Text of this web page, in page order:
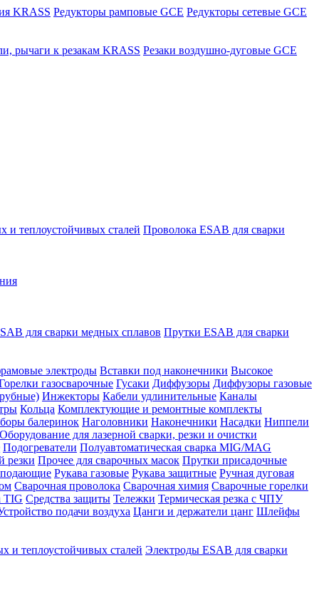
KRASS Редукторы рамповые GCE Редукторы сетевые GCE
рычаги к резакам KRASS Резаки воздушно-дуговые GCE
и теплоустойчивых сталей Проволока ESAB для сварки
для сварки медных сплавов Прутки ESAB для сварки
электроды Вставки под наконечники Высокое
газосварочные Гусаки Диффузоры Диффузоры газовые
Инжекторы Кабели удлинительные Каналы
Кольца Комплектующие и ремонтные комплекты
балеринок Наголовники Наконечники Насадки Ниппели
Оборудование для лазерной сварки, резки и очистки
Подогреватели Полуавтоматическая сварка MIG/MAG
резки Прочее для сварочных масок Прутки присадочные
Рукава газовые Рукава защитные Ручная дуговая
Сварочная проволока Сварочная химия Сварочные горелки
TIG Средства защиты Тележки Термическая резка с ЧПУ
подачи воздуха Цанги и держатели цанг Шлейфы
и теплоустойчивых сталей Электроды ESAB для сварки